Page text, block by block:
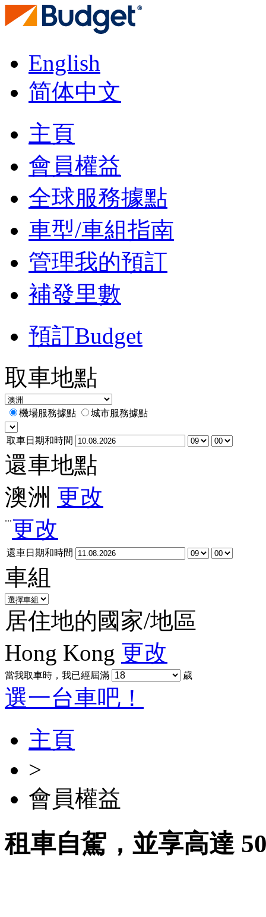
English
简体中文
主頁
會員權益
全球服務據點
車型/車組指南
管理我的預訂
補發里數
預訂Budget
取車地點
機場服務據點 城市服務據點
取車日期和時間
還車地點
澳洲 更改
...更改
還車日期和時間
車組
居住地的國家/地區
Hong Kong 更改
當我取車時，我已經屆滿 歲
選一台車吧！
主頁
>
會員權益
租車自駕，並享高達